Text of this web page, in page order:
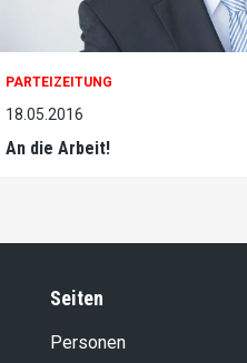
PARTEIZEITUNG
18.05.2016
An die Arbeit!
Seiten
Personen